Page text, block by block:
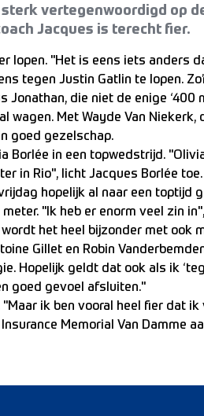
vertegenwoordigd op
Jacques is terecht fier.
lopen. "Het is eens iets anders
tegen Justin Gatlin te lopen.
die niet de enige ‘400
wagen. Met Wayde Van Niekerk,
goed gezelschap.
Borlée in een topwedstrijd.
in Rio", licht Jacques Borlée toe.
hopelijk al naar een toptijd
"Ik heb er enorm veel zin
het heel bijzonder met ook
Gillet en Robin
Hopelijk geldt dat ook als ik
goed gevoel afsluiten."
ik ben vooral heel fier dat
Memorial Van Damme